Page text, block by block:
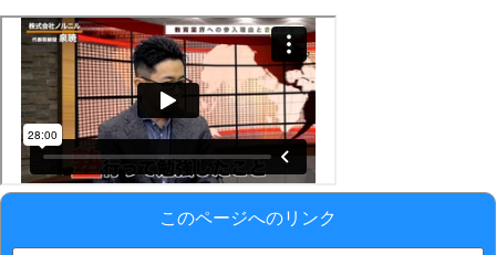
このページへのリンク